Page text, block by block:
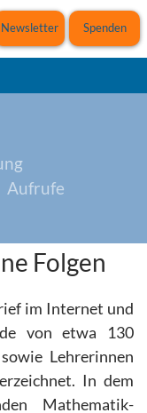
Spenden
Newsletter
Aufrufe
Folgen
im Internet und
von etwa 130
Lehrerinnen
In dem
Mathematik-